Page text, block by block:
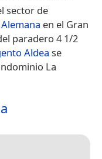
sector de
en el Gran
paradero 4 1/2
Aldea se
La